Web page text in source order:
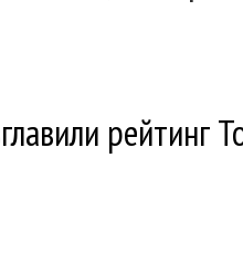
рейтинг